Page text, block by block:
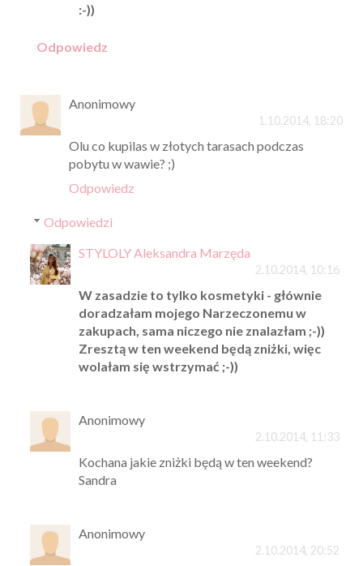
:-))
Odpowiedz
Anonimowy
1.10.2014, 18:20
Olu co kupilas w złotych tarasach podczas
pobytu w wawie? ;)
Odpowiedz
Odpowiedzi
STYLOLY Aleksandra Marzęda
2.10.2014, 10:16
W zasadzie to tylko kosmetyki - głównie
doradzałam mojego Narzeczonemu w
zakupach, sama niczego nie znalazłam ;-))
Zresztą w ten weekend będą zniżki, więc
wolałam się wstrzymać ;-))
Anonimowy
2.10.2014, 11:33
Kochana jakie zniżki będą w ten weekend?
Sandra
Anonimowy
2.10.2014, 20:52